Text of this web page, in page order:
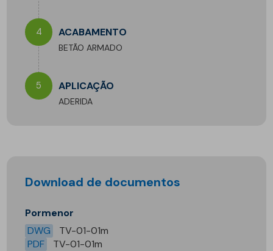
4 ACABAMENTO
BETÃO ARMADO
5 APLICAÇÃO
ADERIDA
Download de documentos
Pormenor
DWG
TV-01-01m
PDF
TV-01-01m